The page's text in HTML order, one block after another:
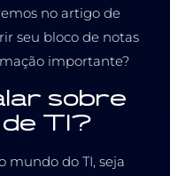
no artigo de
seu bloco de notas
importante?
sobre
TI?
mundo do TI, seja